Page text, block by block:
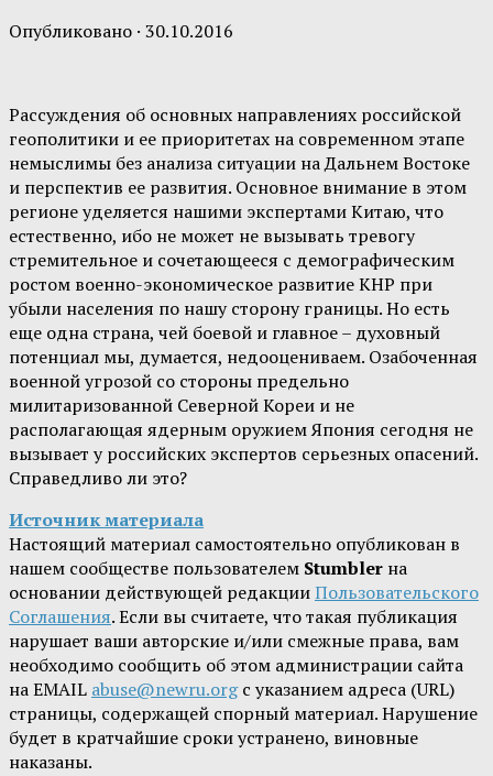
Опубликовано · 30.10.2016
Рассуждения об основных направлениях российской
геополитики и ее приоритетах на современном этапе
немыслимы без анализа ситуации на Дальнем Востоке
и перспектив ее развития. Основное внимание в этом
регионе уделяется нашими экспертами Китаю, что
естественно, ибо не может не вызывать тревогу
стремительное и сочетающееся с демографическим
ростом военно-экономическое развитие КНР при
убыли населения по нашу сторону границы. Но есть
еще одна страна, чей боевой и главное – духовный
потенциал мы, думается, недооцениваем. Озабоченная
военной угрозой со стороны предельно
милитаризованной Северной Кореи и не
располагающая ядерным оружием Япония сегодня не
вызывает у российских экспертов серьезных опасений.
Справедливо ли это?
Источник материала
Настоящий материал самостоятельно опубликован в
нашем сообществе пользователем Stumbler на
основании действующей редакцииПользовательского
Соглашения. Если вы считаете, что такая публикация
нарушает ваши авторские и/или смежные права, вам
необходимо сообщить об этом администрации сайта
на EMAIL abuse@newru.orgс указанием адреса (URL)
страницы, содержащей спорный материал. Нарушение
будет в кратчайшие сроки устранено, виновные
наказаны.